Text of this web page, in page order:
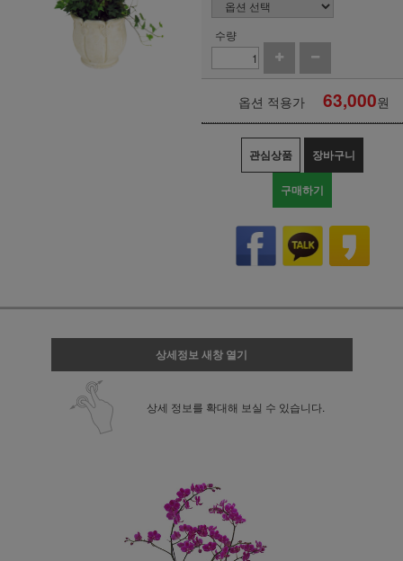
수량
옵션 적용가 63,000원
관심상품 장바구니
구매하기
상세정보 새창 열기
상세 정보를 확대해 보실 수 있습니다.